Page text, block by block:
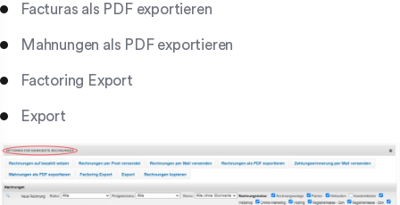
Facturas als PDF exportieren
Mahnungen als PDF exportieren
Factoring Export
Export